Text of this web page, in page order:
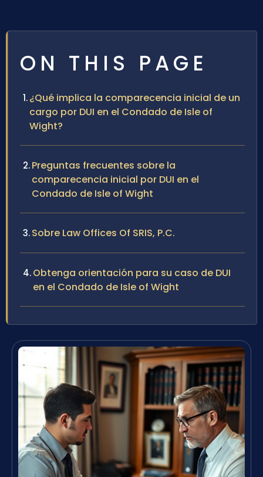
ON THIS PAGE
¿Qué implica la comparecencia inicial de un
cargo por DUI en el Condado de Isle of
Wight?
Preguntas frecuentes sobre la
comparecencia inicial por DUI en el
Condado de Isle of Wight
Sobre Law Offices Of SRIS, P.C.
Obtenga orientación para su caso de DUI
en el Condado de Isle of Wight